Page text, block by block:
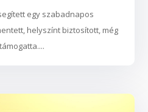
egy szabadnapos
helyszínt biztosított, még